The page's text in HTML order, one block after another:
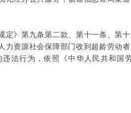
定》第九条第二款、第十一条、第
力资源社会保障部门收到超龄劳动
法行为，依照《中华人民共和国